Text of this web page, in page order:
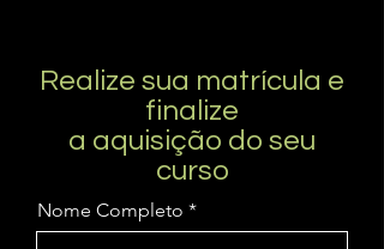
Realize sua matrícula e
finalize
a aquisição do seu
curso
Nome Completo